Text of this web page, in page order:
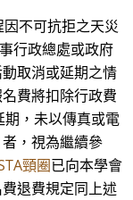
不可抗拒之天災
行政總處或政府
取消或延期之情
費將扣除行政費
期，未以傳真或電
，視為繼續參
頸圈已向本學會
退費規定同上述